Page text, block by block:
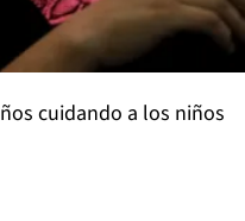
cuidando a los niños